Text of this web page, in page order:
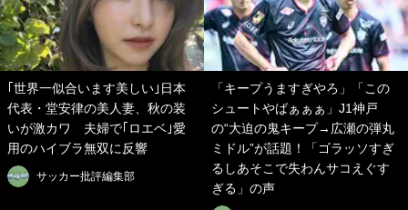
｢世界一似合います美しい｣日本
代表・堂安律の美人妻、秋の装
いが激カワ 夫婦で｢ロエベ｣愛
用のハイブラ無双に反響
サッカー批評編集部
「キープうますぎやろ」「この
シュートやばぁぁぁ」J1神戸
の“大迫の鬼キープ→広瀬の弾丸
ミドル”が話題！「ゴラッソすぎ
るしあそこで失わんサコえぐす
ぎる」の声